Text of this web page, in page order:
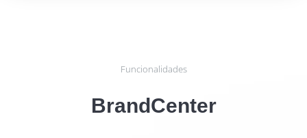
Funcionalidades
BrandCenter